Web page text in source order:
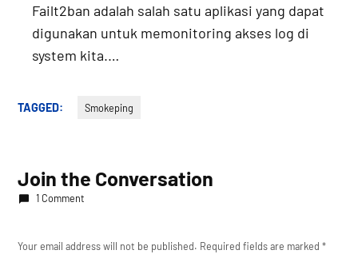
Failt2ban adalah salah satu aplikasi yang dapat
digunakan untuk memonitoring akses log di
system kita.…
TAGGED: Smokeping
Join the Conversation
1 Comment
Your email address will not be published. Required fields are marked*